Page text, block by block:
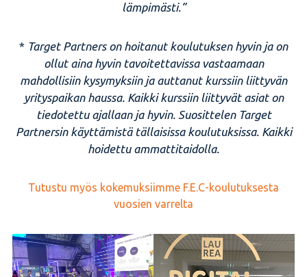
lämpimästi.”
* Target Partners on hoitanut koulutuksen hyvin ja on
ollut aina hyvin tavoitettavissa vastaamaan
mahdollisiin kysymyksiin ja auttanut kurssiin liittyvän
yrityspaikan haussa. Kaikki kurssiin liittyvät asiat on
tiedotettu ajallaan ja hyvin. Suosittelen Target
Partnersin käyttämistä tällaisissa koulutuksissa. Kaikki
hoidettu ammattitaidolla.
Tutustu myös kokemuksiimme F.E.C-koulutuksesta
vuosien varrelta